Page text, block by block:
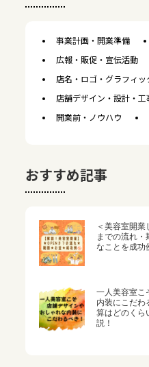
セミナー
事業計画・開業準備
広報・販促・宣伝活動
店名・ロゴ・グラフィッ
店舗デザイン・設計・工
開業前・ノウハウ
おすすめ記事
＜美容室開
までの流れ
なことを成功
一人美容室こ
内装にこだわ
算はどのくら
説！